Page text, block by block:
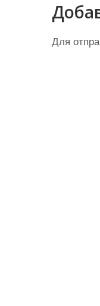
в
и
Для